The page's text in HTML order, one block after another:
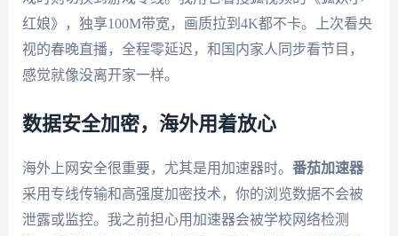
红娘》，独享100M带宽，画质拉到4K都不卡。上次看央
视的春晚直播，全程零延迟，和国内家人同步看节目，
感觉就像没离开家一样。
数据安全加密，海外用着放心
海外上网安全很重要，尤其是用加速器时。 番茄加速器
采用专线传输和高强度加密技术，你的浏览数据不会被
泄露或监控。我之前担心用加速器会被学校网络检测